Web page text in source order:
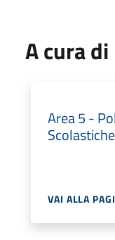
A cura di
Area 5 -
Scolastiche
VAI ALLA